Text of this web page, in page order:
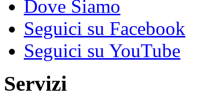
Dove Siamo
Seguici su Facebook
Seguici su YouTube
Servizi